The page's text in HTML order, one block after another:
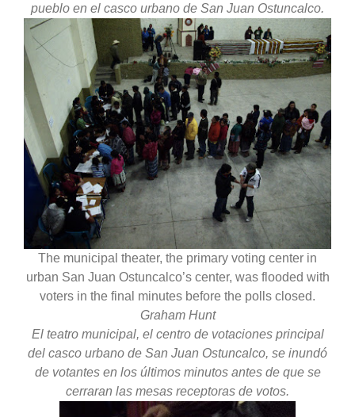
pueblo en el casco urbano de San Juan Ostuncalco.
The municipal theater, the primary voting center in
urban San Juan Ostuncalco’s center, was flooded with
voters in the final minutes before the polls closed.
Graham Hunt
El teatro municipal, el centro de votaciones principal
del casco urbano de San Juan Ostuncalco, se inundó
de votantes en los últimos minutos antes de que se
cerraran las mesas receptoras de votos.